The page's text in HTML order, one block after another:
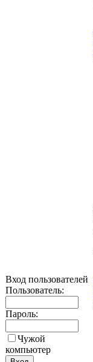
Вход пользователей
Пользователь:
Пароль:
Чужой
компьютер